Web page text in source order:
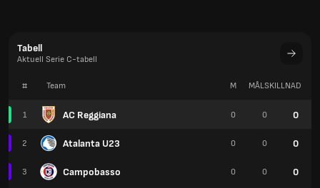
Tabell
Aktuell Serie C-tabell
# Team
1 AC Reggiana
2 Atalanta U23
3 Campobasso
M MÅLSKILLNAD
0 0 0
0 0 0
0 0 0